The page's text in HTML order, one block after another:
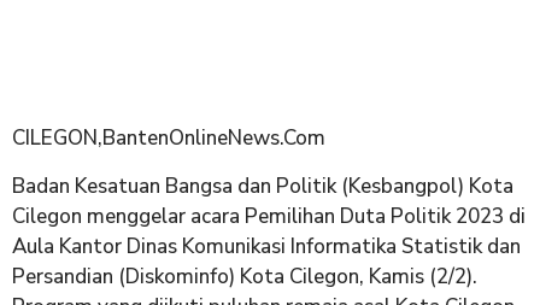
CILEGON,BantenOnlineNews.Com
Badan Kesatuan Bangsa dan Politik (Kesbangpol) Kota
Cilegon menggelar acara Pemilihan Duta Politik 2023 di
Aula Kantor Dinas Komunikasi Informatika Statistik dan
Persandian (Diskominfo) Kota Cilegon, Kamis (2/2).